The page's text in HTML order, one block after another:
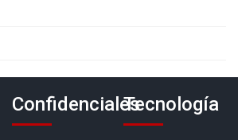
ConfidencialesTecnología